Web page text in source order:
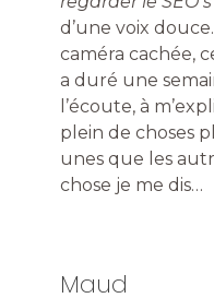
d’une voix
caméra cachée,
a duré une
l’écoute, à
plein de choses
unes que les
chose je me dis…
Maud